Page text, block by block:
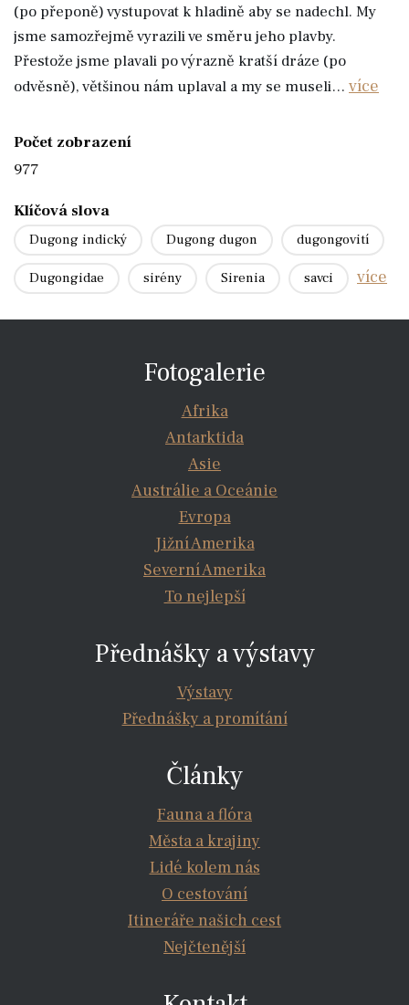
(po přeponě) vystupovat k hladině aby se nadechl. My
jsme samozřejmě vyrazili ve směru jeho plavby.
Přestože jsme plavali po výrazně kratší dráze (po
odvěsně), většinou nám uplaval a my se museli… více
Počet zobrazení
977
Klíčová slova
Dugong indický Dugong dugon dugongovití
Dugongidae sirény Sirenia savci více
Fotogalerie
Afrika
Antarktida
Asie
Austrálie a Oceánie
Evropa
Jižní Amerika
Severní Amerika
To nejlepší
Přednášky a výstavy
Výstavy
Přednášky a promítání
Články
Fauna a flóra
Města a krajiny
Lidé kolem nás
O cestování
Itineráře našich cest
Nejčtenější